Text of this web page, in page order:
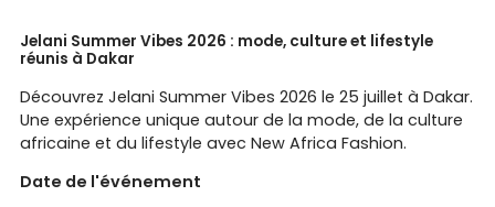
Jelani Summer Vibes 2026 : mode, culture et lifestyle
réunis à Dakar
Découvrez Jelani Summer Vibes 2026 le 25 juillet à Dakar.
Une expérience unique autour de la mode, de la culture
africaine et du lifestyle avec New Africa Fashion.
Date de l'événement